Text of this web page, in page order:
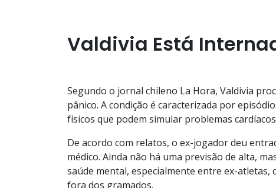
Valdivia Está
Segundo o jornal chileno La Hora, Valdivia
pânico. A condição é caracterizada por
físicos que podem simular problemas
De acordo com relatos, o ex-jogador deu
médico. Ainda não há uma previsão de alta,
saúde mental, especialmente entre ex-atletas,
fora dos gramados.